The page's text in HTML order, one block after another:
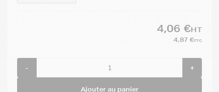
4,06 €HT
4,87 €TTC
- +
Ajouter au panier